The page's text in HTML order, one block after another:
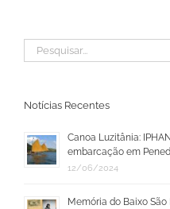
Buscar
resultados
Notícias Recentes
Canoa Luzitânia:
embarcação em
12/06/2024
Memória do Baixo